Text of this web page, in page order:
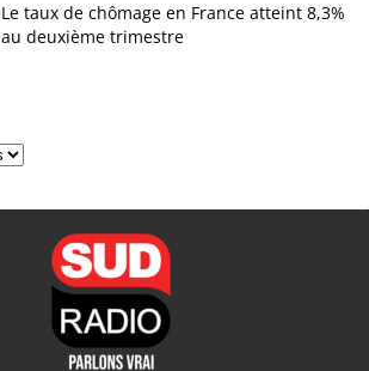
Le taux de chômage en France atteint 8,3%
au deuxième trimestre